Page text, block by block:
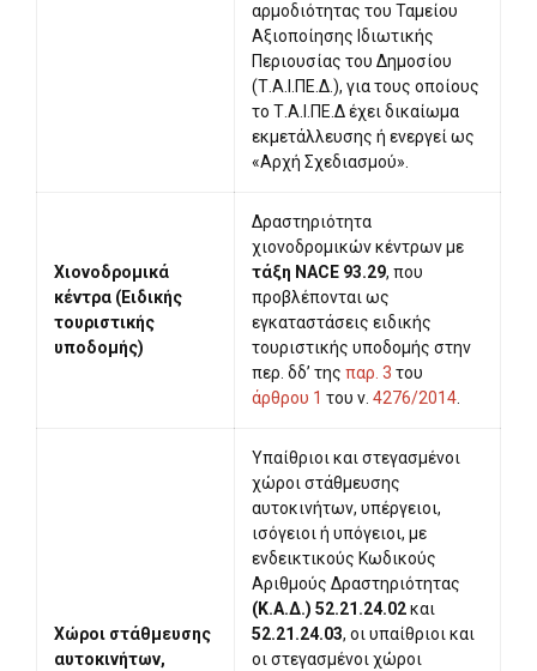
αρμοδιότητας του Ταμείου
Αξιοποίησης Ιδιωτικής
Περιουσίας του Δημοσίου
(Τ.Α.Ι.ΠΕ.Δ.), για τους οποίους
το Τ.Α.Ι.ΠΕ.Δ έχει δικαίωμα
εκμετάλλευσης ή ενεργεί ως
«Αρχή Σχεδιασμού».
Χιονοδρομικά
κέντρα (Ειδικής
τουριστικής
υποδομής)
Δραστηριότητα
χιονοδρομικών κέντρων με
τάξη NACE 93.29, που
προβλέπονται ως
εγκαταστάσεις ειδικής
τουριστικής υποδομής στην
περ. δδ’ της παρ. 3 του
άρθρου 1 του ν. 4276/2014
Χώροι στάθμευσης
αυτοκινήτων,
Υπαίθριοι και στεγασμένοι
χώροι στάθμευσης
αυτοκινήτων, υπέργειοι,
ισόγειοι ή υπόγειοι, με
ενδεικτικούς Κωδικούς
Αριθμούς Δραστηριότητας
(Κ.Α.Δ.) 52.21.24.02και
52.21.24.03, οι υπαίθριοι και
οι στεγασμένοι χώροι